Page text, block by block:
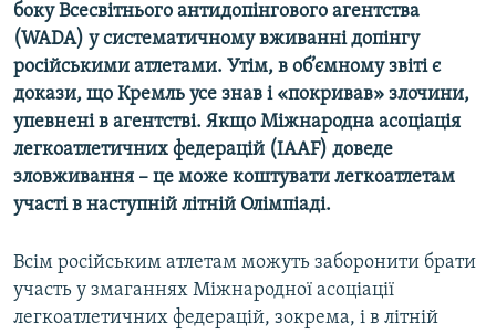
Усі сайти RFE/RL
боку Всесвітнього антидопінгового агентства
(WADA) у систематичному вживанні допінгу
російськими атлетами. Утім, в об’ємному звіті є
докази, що Кремль усе знав і «покривав» злочини,
упевнені в агентстві. Якщо Міжнародна асоціація
легкоатлетичних федерацій (IAAF) доведе
зловживання – це може коштувати легкоатлетам
участі в наступній літній Олімпіаді.
Всім російським атлетам можуть заборонити брати
участь у змаганнях Міжнародної асоціації
легкоатлетичних федерацій, зокрема, і в літній